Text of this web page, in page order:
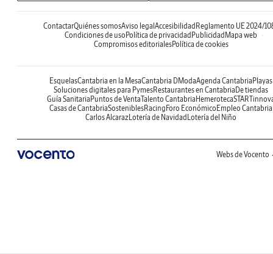
ContactarQuiénes somosAviso legal Accesibilidad Reglamento UE 2024/
Condiciones de uso Política de privacidad Publicidad Mapa web
Compromisos editorialesPolítica de cookies
EsquelasCantabria en la MesaCantabria DModaAgenda Cantabria Playas
Soluciones digitales para PymesRestaurantes en Cantabria De tiendas
Guía Sanitaria Puntos de VentaTalento Cantabria Hemeroteca
Casas de CantabriaSosteniblesRacing Foro Económico Empleo Cantabria
Carlos AlcarazLotería de Navidad Lotería del Niño
Webs de Vocento